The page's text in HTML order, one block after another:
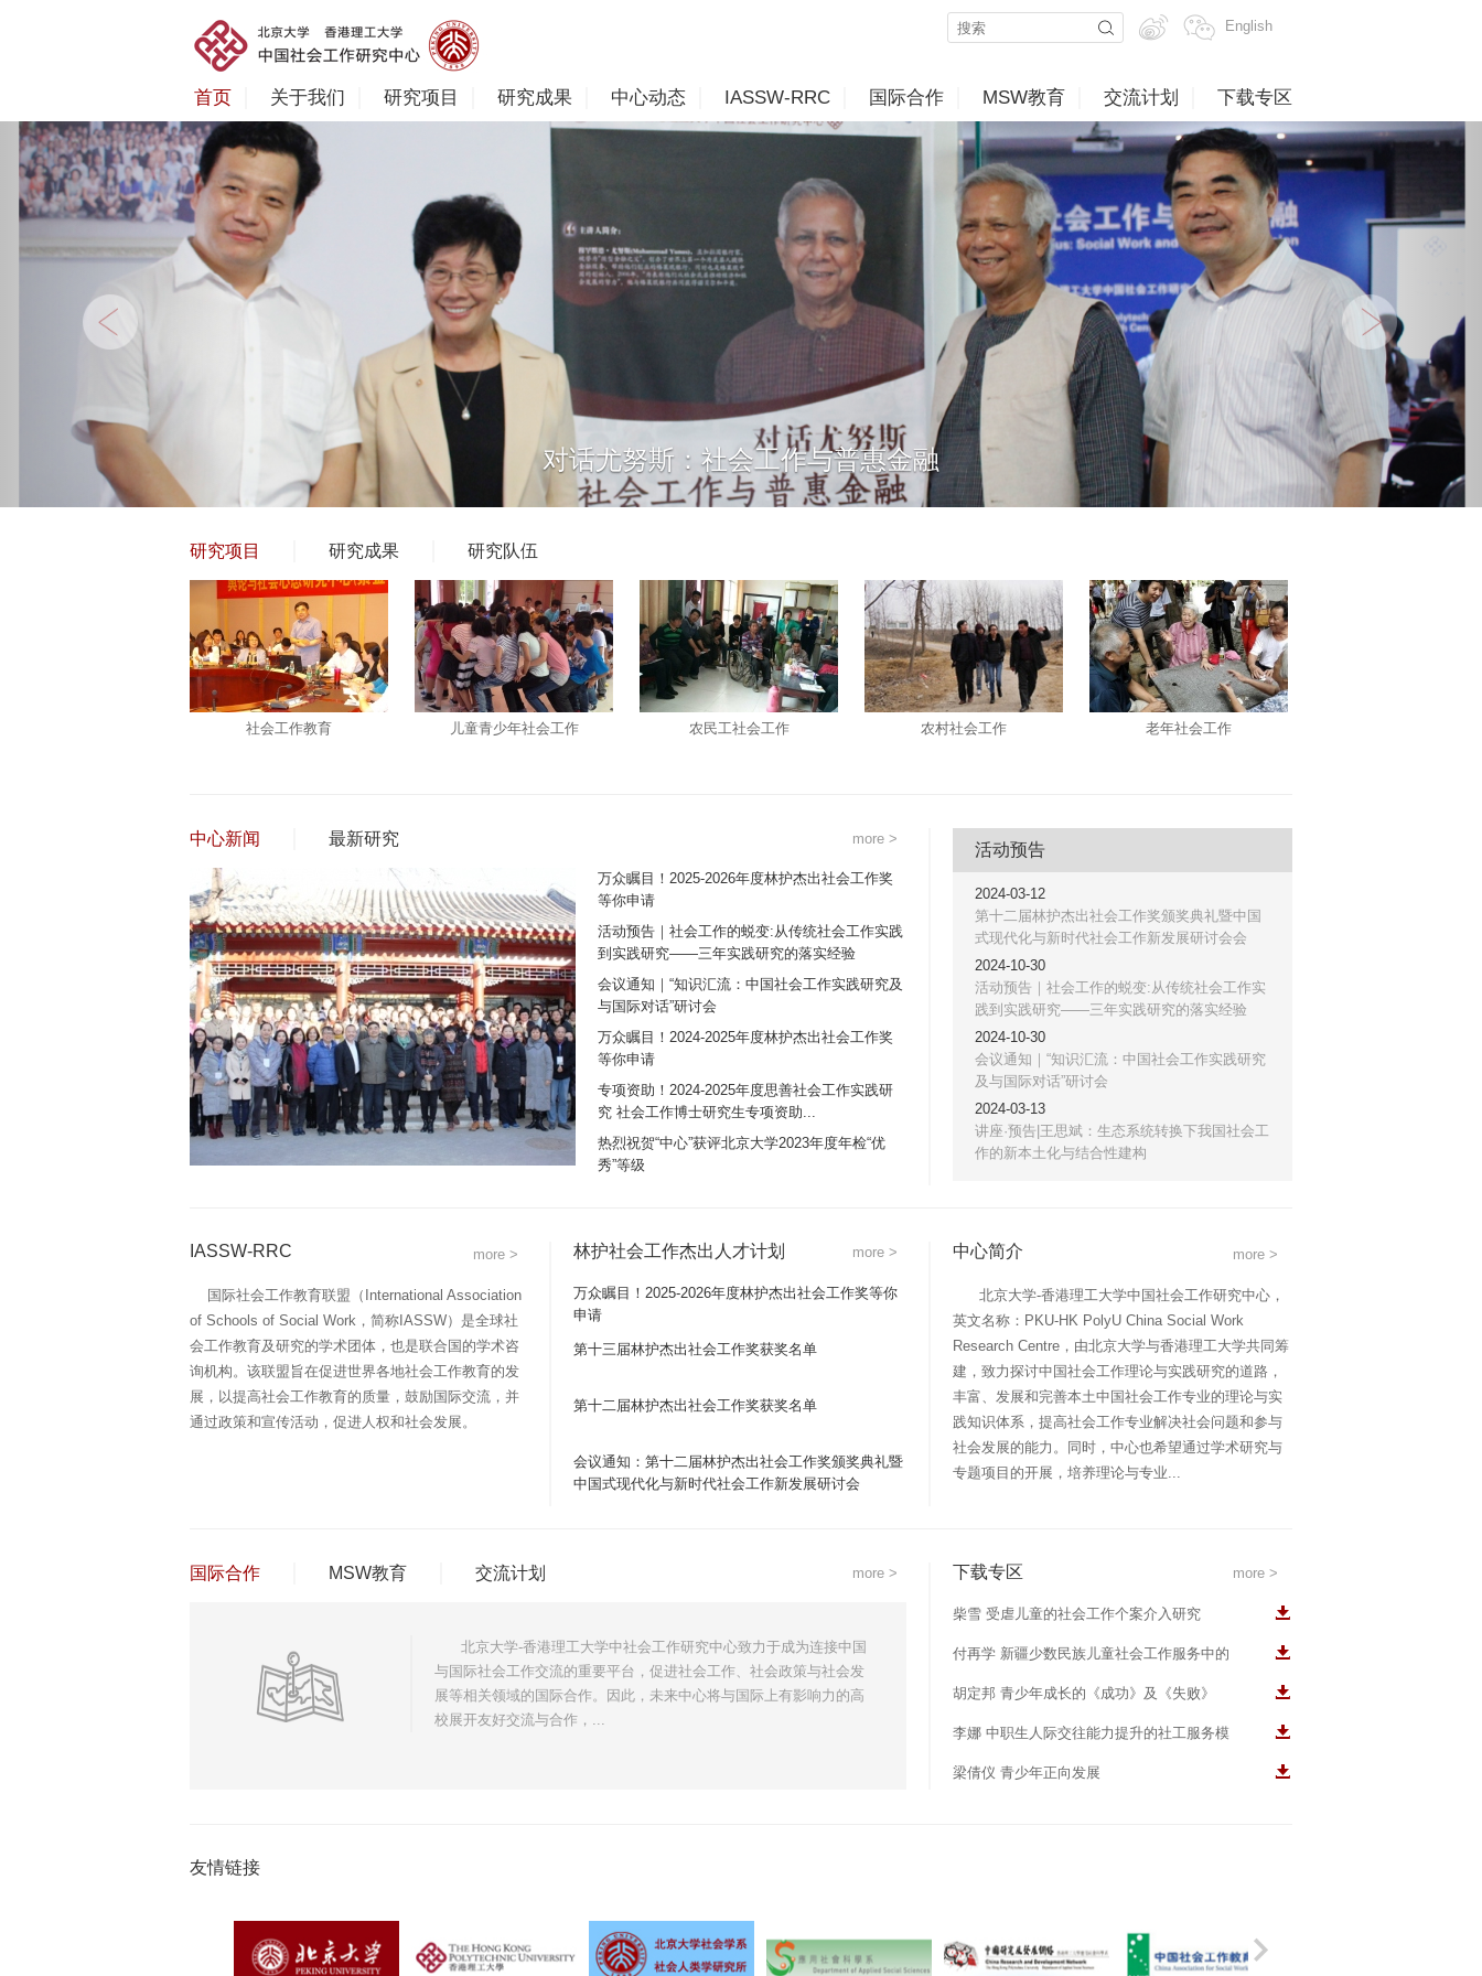
English
首页 关于我们 研究项目 研究成果 中心动态 IASSW-RRC 国际合作 MSW教育 交流计划 下载专区
对话尤努斯：社会工作与普惠金融
研究项目 研究成果 研究队伍
社会工作教育 儿童青少年社会工作 农民工社会工作 农村社会工作 老年社会工作
中心新闻 最新研究 more >
万众瞩目！2025-2026年度林护杰出社会工作奖
等你申请
活动预告｜社会工作的蜕变:从传统社会工作实践
到实践研究——三年实践研究的落实经验
会议通知｜“知识汇流：中国社会工作实践研究及
与国际对话”研讨会
万众瞩目！2024-2025年度林护杰出社会工作奖
等你申请
专项资助！2024-2025年度思善社会工作实践研
究 社会工作博士研究生专项资助...
热烈祝贺“中心”获评北京大学2023年度年检“优
秀”等级
活动预告
2024-03-12
第十二届林护杰出社会工作奖颁奖典礼暨中国
式现代化与新时代社会工作新发展研讨会会
议...
2024-10-30
活动预告｜社会工作的蜕变:从传统社会工作实
践到实践研究——三年实践研究的落实经验
2024-10-30
会议通知｜“知识汇流：中国社会工作实践研究
及与国际对话”研讨会
2024-03-13
讲座·预告|王思斌：生态系统转换下我国社会工
作的新本土化与结合性建构
more >
IASSW-RRC
国际社会工作教育联盟（International Association
of Schools of Social Work，简称IASSW）是全球社
会工作教育及研究的学术团体，也是联合国的学术咨
询机构。该联盟旨在促进世界各地社会工作教育的发
展，以提高社会工作教育的质量，鼓励国际交流，并
通过政策和宣传活动，促进人权和社会发展。
林护社会工作杰出人才计划 more >
万众瞩目！2025-2026年度林护杰出社会工作奖等你
申请
第十三届林护杰出社会工作奖获奖名单
第十二届林护杰出社会工作奖获奖名单
会议通知：第十二届林护杰出社会工作奖颁奖典礼暨
中国式现代化与新时代社会工作新发展研讨会
more >
中心简介
北京大学-香港理工大学中国社会工作研究中心，
英文名称：PKU-HK PolyU China Social Work
Research Centre，由北京大学与香港理工大学共同筹
建，致力探讨中国社会工作理论与实践研究的道路，
丰富、发展和完善本土中国社会工作专业的理论与实
践知识体系，提高社会工作专业解决社会问题和参与
社会发展的能力。同时，中心也希望通过学术研究与
专题项目的开展，培养理论与专业...
国际合作 MSW教育 交流计划 more >
北京大学-香港理工大学中社会工作研究中心致力于成为连接中国
与国际社会工作交流的重要平台，促进社会工作、社会政策与社会发
展等相关领域的国际合作。因此，未来中心将与国际上有影响力的高
校展开友好交流与合作，...
more >
下载专区
柴雪 受虐儿童的社会工作个案介入研究
付再学 新疆少数民族儿童社会工作服务中的
胡定邦 青少年成长的《成功》及《失败》
李娜 中职生人际交往能力提升的社工服务模
梁倩仪 青少年正向发展
友情链接